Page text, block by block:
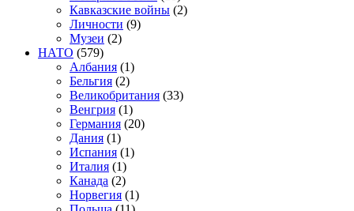
Кавказские войны (2)
Личности (9)
Музеи (2)
НАТО (579)
Албания (1)
Бельгия (2)
Великобритания (33)
Венгрия (1)
Германия (20)
Дания (1)
Испания (1)
Италия (1)
Канада (2)
Норвегия (1)